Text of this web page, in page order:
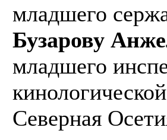
младшего
Бузарову
младшего
Северная